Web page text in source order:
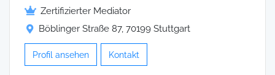
Zertifizierter Mediator
Böblinger Straße 87, 70199 Stuttgart
Profil ansehen Kontakt